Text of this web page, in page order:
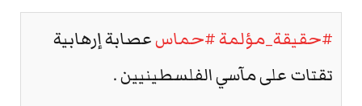
#حقيقة_مؤلمة#حماسعصابة إرهابية
تقتات على مآسي الفلسطينيين .